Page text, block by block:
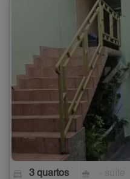
3 quartos